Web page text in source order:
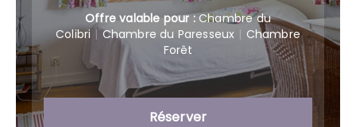
Offre valable pour :Chambre du
Colibri | Chambre du Paresseux | Chambre
Forêt
Réserver